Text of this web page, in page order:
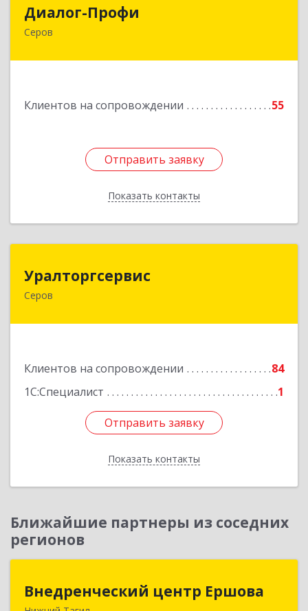
Диалог-Профи
Серов
Клиентов на сопровождении 55
Отправить заявку
Показать контакты
624980, Свердловская обл, Серов г, Короленко
Отправить заявку
Назад
Уралторгсервис
Серов
Клиентов на сопровождении
84
1С:Специалист
1
Отправить заявку
Показать контакты
624980, Свердловская обл, Серов г, Кирова ул,
Отправить заявку
Назад
Ближайшие партнеры из соседних
регионов
Внедренческий центр Ершова
Внедренческий центр Ершова